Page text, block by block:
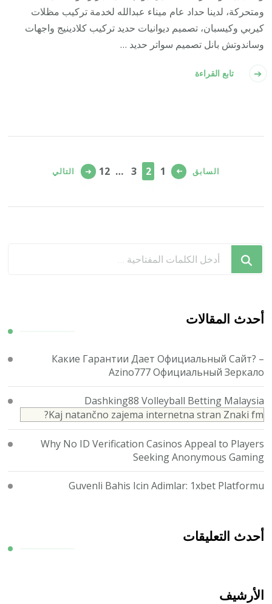
ومتحركة، لدينا حداد عام ميناء عبدالله لخدمة تركيب مظلات
كيربي وكيسبان، تصميم ديوانيات حديد تركيب كلادينيج واجهات
وساندوتش بانل تصميم سواتر حديد …
تابع القراءة
صفحات
السابق صفحة
1 صفحة
2 صفحة
3
… صفحة
12 التالي
هل
تبحث
ما؟
أحدث المقالات
Какие Гарантии Дает Официальный Сайт? –
Azino777 Официальный Зеркало
Dashking88 Volleyball Betting Malaysia
Kaj natančno zajema internetna stran Znaki fm?
Why No ID Verification Casinos Appeal to Players
Seeking Anonymous Gaming
Guvenli Bahis Icin Adimlar: 1xbet Platformu
أحدث التعليقات
الأرشيف